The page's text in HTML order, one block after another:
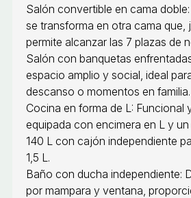
Salón convertible en cama
se transforma en otra cama que,
permite alcanzar las 7 plazas de
Salón con banquetas
espacio amplio y social, ideal
descanso o momentos en familia.
Cocina en forma de L: Funcional
equipada con encimera en L y
140 L con cajón independiente
1,5 L.
Baño con ducha independiente:
por mampara y ventana,